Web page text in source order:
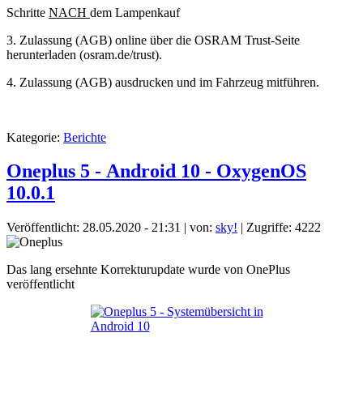
Schritte NACH dem Lampenkauf
3. Zulassung (AGB) online über die OSRAM Trust-Seite
herunterladen (osram.de/trust).
4. Zulassung (AGB) ausdrucken und im Fahrzeug mitführen.
Kategorie: Berichte
Oneplus 5 - Android 10 - OxygenOS
10.0.1
Veröffentlicht: 28.05.2020 - 21:31 | von: sky! | Zugriffe: 4222
Das lang ersehnte Korrekturupdate wurde von OnePlus
veröffentlicht